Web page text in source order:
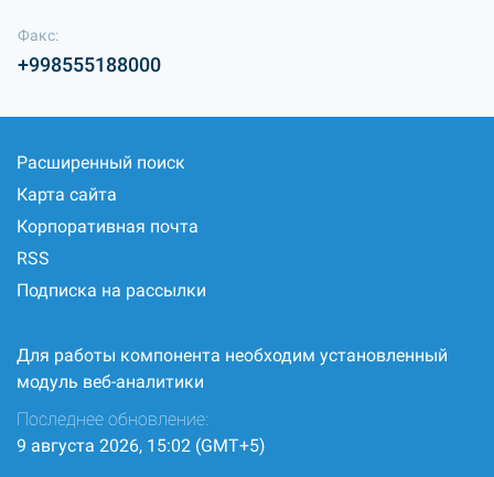
Факс:
+998555188000
Расширенный поиск
Карта сайта
Корпоративная почта
RSS
Подписка на рассылки
Для работы компонента необходим установленный
модуль веб-аналитики
Последнее обновление:
9 августа 2026, 15:02 (GMT+5)